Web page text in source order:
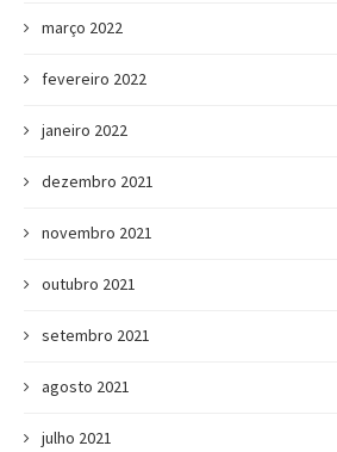
março 2022
fevereiro 2022
janeiro 2022
dezembro 2021
novembro 2021
outubro 2021
setembro 2021
agosto 2021
julho 2021